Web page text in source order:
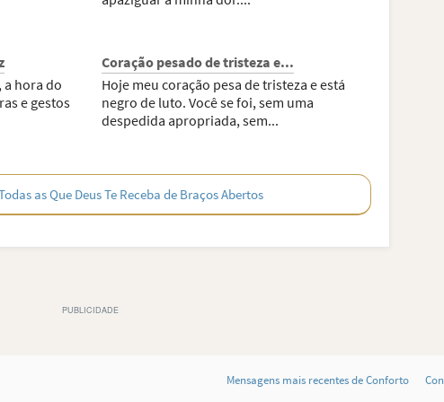
hora do
e gestos
Coração pesado de tristeza e...
Hoje meu coração pesa de tristeza e está
negro de luto. Você se foi, sem uma
despedida apropriada, sem...
as Que Deus Te Receba de Braços Abertos
Mensagens mais recentes de Conforto